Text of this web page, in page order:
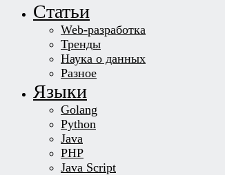
Статьи
Web-разработка
Тренды
Наука о данных
Разное
Языки
Golang
Python
Java
PHP
Java Script